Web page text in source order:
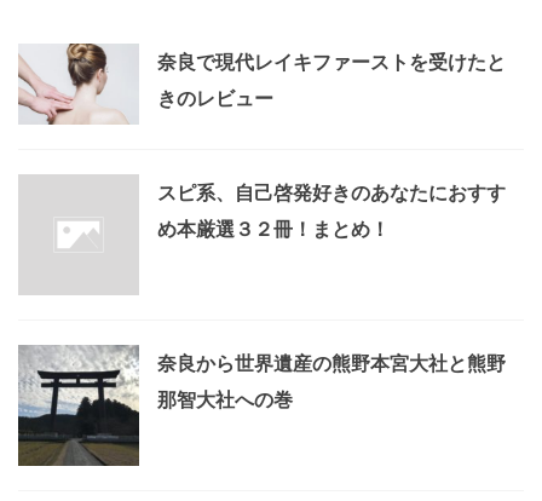
奈良で現代レイキファーストを受けたと
きのレビュー
スピ系、自己啓発好きのあなたにおすす
め本厳選３２冊！まとめ！
奈良から世界遺産の熊野本宮大社と熊野
那智大社への巻